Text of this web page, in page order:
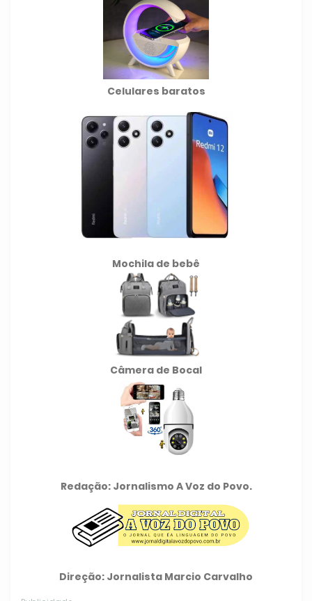
Celulares baratos
Mochila de bebê
Câmera de Bocal
Redação: Jornalismo A Voz do Povo.
Direção: Jornalista Marcio Carvalho